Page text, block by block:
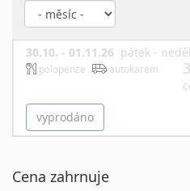
30.10. - 01.11.26 pátek -
polopenze autokarem
vyprodáno
Cena zahrnuje